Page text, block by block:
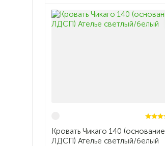
Кровать Чикаго 140 (основание
ЛДСП) Ателье светлый/белый